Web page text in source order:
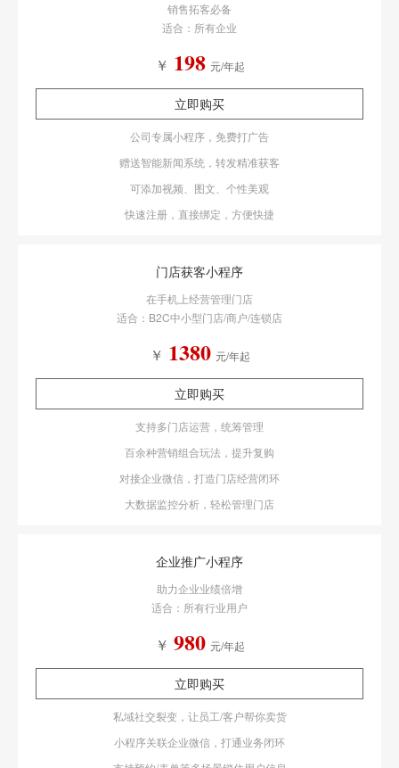
销售拓客必备
适合：所有企业
￥ 198 元/年起
立即购买
公司专属小程序，免费打广告
赠送智能新闻系统，转发精准获客
可添加视频、图文、个性美观
快速注册，直接绑定，方便快捷
门店获客小程序
在手机上经营管理门店
适合：B2C中小型门店/商户/连锁店
￥ 1380 元/年起
立即购买
支持多门店运营，统筹管理
百余种营销组合玩法，提升复购
对接企业微信，打造门店经营闭环
大数据监控分析，轻松管理门店
企业推广小程序
助力企业业绩倍增
适合：所有行业用户
￥ 980 元/年起
立即购买
私域社交裂变，让员工/客户帮你卖货
小程序关联企业微信，打通业务闭环